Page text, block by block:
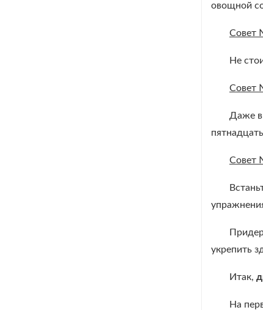
овощной
Совет
Не
Совет
Даже в
Совет
укрепить
Итак,
На